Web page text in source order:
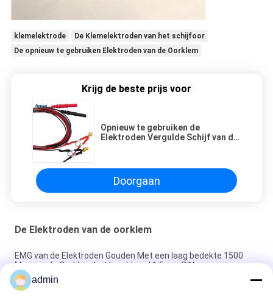
klemelektrode
De Klemelektroden van het schijfoor
De opnieuw te gebruiken Elektroden van de Oorklem
Krijg de beste prijs voor
Opnieuw te gebruiken de
Elektroden Vergulde Schijf van de
Doorgaan
De Elektroden van de oorklem
EMG van de Elektroden Gouden Met een laag bedekte 1500
Mm van de Oorklem het Looddraad 1.5mm DIN
Het beschikbare Oor van het Polyurethaanschuim tipt Gele 50
admin